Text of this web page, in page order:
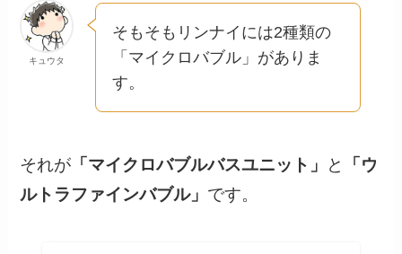
キュウタ
そもそもリンナイには2種類の
「マイクロバブル」がありま
す。
それが 「マイクロバブルバスユニット」 と
「ウ
ルトラファインバブル」 です。